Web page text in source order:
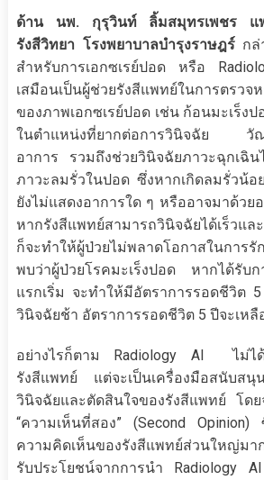
ด้าน นพ. กุรุวินท์ ลิ้มสมุทรเพชร แ
รังสีวิทยา โรงพยาบาลบำรุงราษฎร์กล่
สำหรับการเอกซเรย์ปอด หรือ
เสมือนเป็นผู้ช่วยรังสีแพทย์ในการตรวจ
ของภาพเอกซเรย์ปอด เช่น ก้อนมะเร็งป
ในตำแหน่งที่ยากต่อการวินิจฉัย วัณ
อาการ รวมถึงช่วยวินิจฉัยภาวะฉุกเฉิ
ภาวะลมรั่วในปอด ซึ่งหากเกิดลมรั่วน้อ
ยังไม่แสดงอาการใด ๆ หรืออาจมาด้วย
หากรังสีแพทย์สามารถวินิจฉัยได้เร็วแล
ก็จะทำให้ผู้ป่วยไม่พลาดโอกาสในการ
พบว่าผู้ป่วยโรคมะเร็งปอด หากได้รับก
แรกเริ่ม จะทำให้มีอัตราการรอดชีวิต
วินิจฉัยช้า อัตราการรอดชีวิต 5 ปีจะเหลื
อย่างไรก็ตาม Radiology AI ไม่ได้
รังสีแพทย์ แต่จะเป็นเครื่องมือสนับสนุ
วินิจฉัยและตัดสินใจของรังสีแพทย์ โดย
“ความเห็นที่สอง” (Second Opinion)
ความคิดเห็นของรังสีแพทย์ส่วนใหญ่มา
รับประโยชน์จากการนำ Radiology